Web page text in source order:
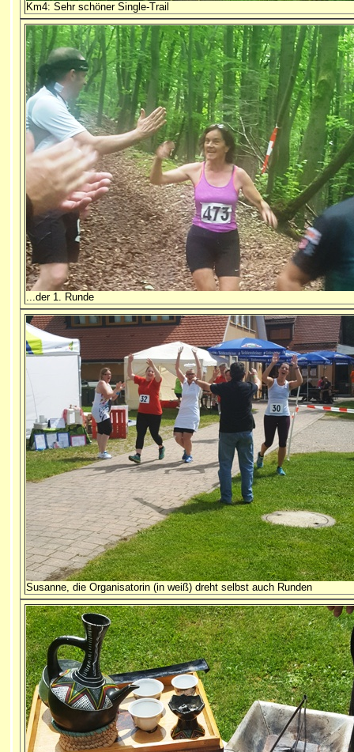
Km4: Sehr schöner Single-Trail
...der 1. Runde
Susanne, die Organisatorin (in weiß) dreht selbst auch Runden